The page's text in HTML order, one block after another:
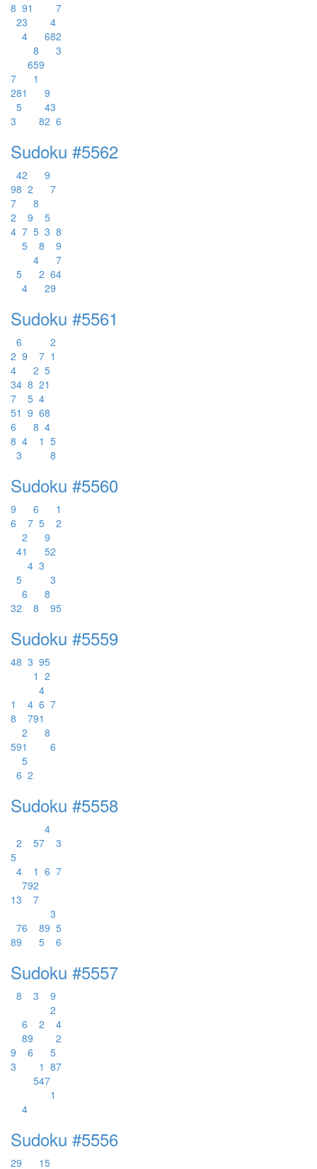
8 91
7
23
4
4
682
8
3
659
7
1
281
9
5
43
3
82 6
Sudoku #5562
42
9
98 2
7
7
8
2
9
5
4 7 5 3 8
5
8
9
4
7
5
2 64
4
29
Sudoku #5561
6
2
2 9 7 1
4
2 5
34 8 21
7
5 4
51 9 68
6
8 4
8 4 1 5
3
8
Sudoku #5560
9 6
1
6
7 5
2
2
9
41 52
4 3
5
3
6
8
32 8 95
Sudoku #5559
48 3 95
1 2
4
1
4 6 7
8
791
2
8
591
6
5
6 2
Sudoku #5558
4
2
57
3
5
4
1 6 7
792
13
7
3
76 89 5
89 5 6
Sudoku #5557
8 3
9
2
6
2
4
89
2
9
6
5
3
1 87
547
1
4
Sudoku #5556
29 15